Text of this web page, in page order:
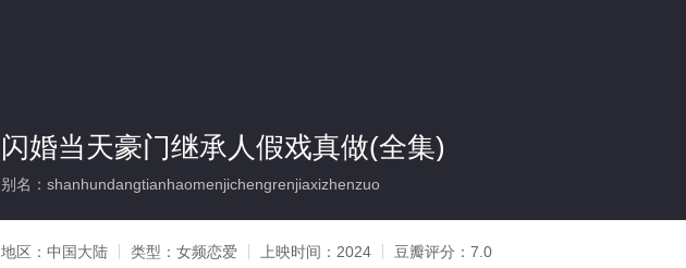
闪婚当天豪门继承人假戏真做(全集)
别名：shanhundangtianhaomenjichengrenjiaxizhenzuo
地区： 中国大陆 类型： 女频恋爱 上映时间： 2024 豆瓣评分： 7.0